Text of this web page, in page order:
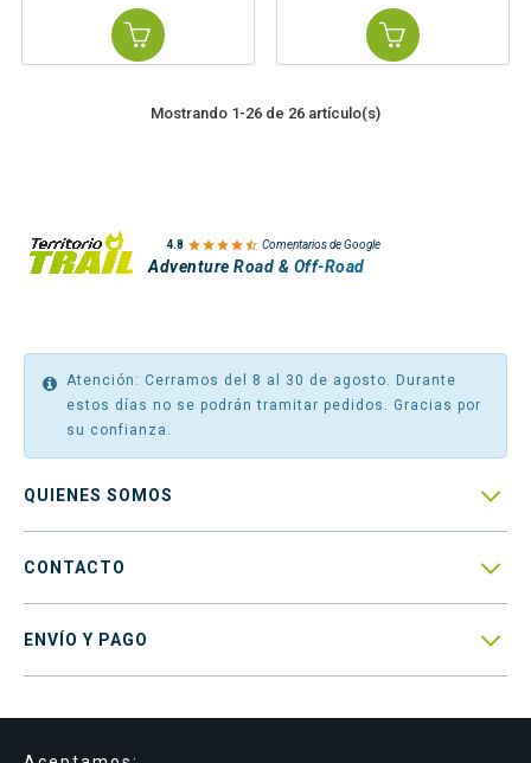
Mostrando 1-26 de 26 artículo(s)
4.8  Comentarios de Google
Adventure Road & Off-Road
Atención: Cerramos del 8 al 30 de agosto. Durante
estos días no se podrán tramitar pedidos. Gracias por
su confianza.
QUIENES SOMOS 
CONTACTO 
ENVÍO Y PAGO 